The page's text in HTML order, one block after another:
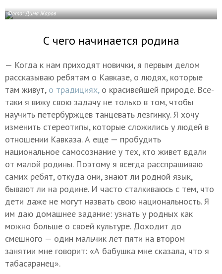
Фото: Дима Жаров
С чего начинается родина
— Когда к нам приходят новички, я первым делом
рассказываю ребятам о Кавказе, о людях, которые
там живут, о традициях,о красивейшей природе. Все-
таки я вижу свою задачу не только в том, чтобы
научить петербуржцев танцевать лезгинку. Я хочу
изменить стереотипы, которые сложились у людей в
отношении Кавказа. А еще — пробудить
национальное самосознание у тех, кто живет вдали
от малой родины. Поэтому я всегда расспрашиваю
самих ребят, откуда они, знают ли родной язык,
бывают ли на родине. И часто сталкиваюсь с тем, что
дети даже не могут назвать свою национальность. Я
им даю домашнее задание: узнать у родных как
можно больше о своей культуре. Доходит до
смешного — один мальчик лет пяти на втором
занятии мне говорит: «А бабушка мне сказала, что я
табасаранец».